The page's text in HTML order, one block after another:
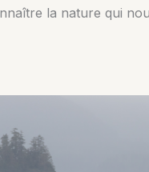
la nature qui